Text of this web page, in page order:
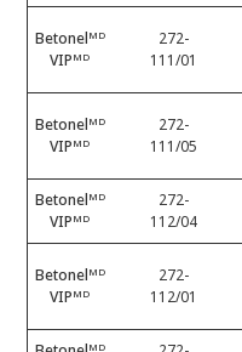
Betonelᴹᴰ
VIPᴹᴰ
272-
111/01
Betonelᴹᴰ
VIPᴹᴰ
272-
111/05
Betonelᴹᴰ
VIPᴹᴰ
272-
112/04
Betonelᴹᴰ
VIPᴹᴰ
272-
112/01